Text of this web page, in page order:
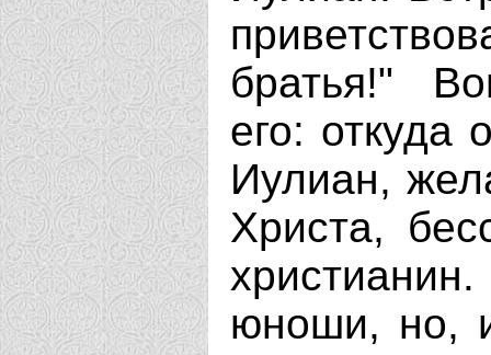
братья!"
его: откуда
Иулиан,
Христа,
юноши, но,